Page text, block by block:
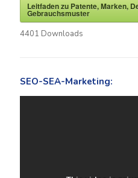
Leitfaden zu Patente, Marken,
Gebrauchsmuster
4401 Downloads
SEO-SEA-Marketing: